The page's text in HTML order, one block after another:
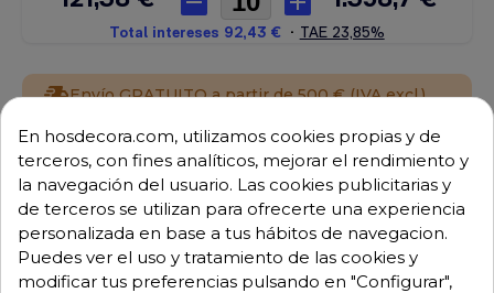
Envío GRATUITO a partir de 500 € (IVA excl.)
Equipo de expertos a tu servicio.
Garantía mínima de 1 año.
Pago 100% seguro.
Consulta tus dudas con nosotros.
976 25 59 91
info@hosdecora.com
En hosdecora.com, utilizamos cookies propias y de
terceros, con fines analíticos, mejorar el rendimiento y
la navegación del usuario. Las cookies publicitarias y
de terceros se utilizan para ofrecerte una experiencia
personalizada en base a tus hábitos de navegacion.
Puedes ver el uso y tratamiento de las cookies y
modificar tus preferencias pulsando en "Configurar",